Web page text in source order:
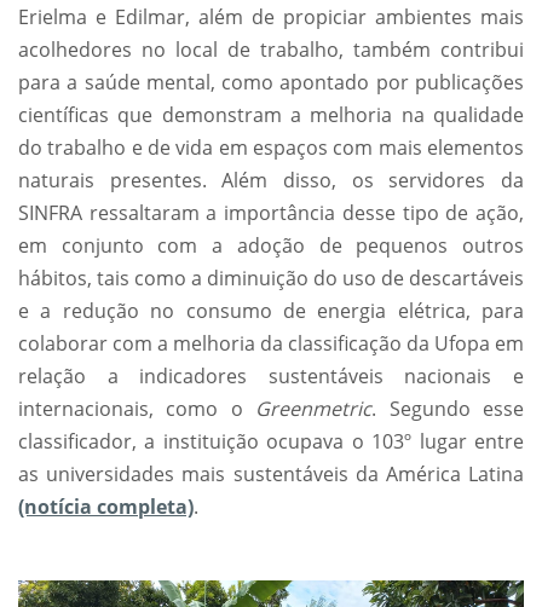
Erielma e Edilmar, além de propiciar ambientes mais
acolhedores no local de trabalho, também contribui
para a saúde mental, como apontado por publicações
científicas que demonstram a melhoria na qualidade
do trabalho e de vida em espaços com mais elementos
naturais presentes. Além disso, os servidores da
SINFRA ressaltaram a importância desse tipo de ação,
em conjunto com a adoção de pequenos outros
hábitos, tais como a diminuição do uso de descartáveis
e a redução no consumo de energia elétrica, para
colaborar com a melhoria da classificação da Ufopa em
relação a indicadores sustentáveis nacionais e
internacionais, como o Greenmetric. Segundo esse
classificador, a instituição ocupava o 103º lugar entre
as universidades mais sustentáveis da América Latina
(notícia completa).